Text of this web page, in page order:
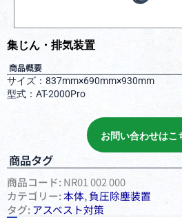
集じん・排気装置
商品概要
サイズ：837mm×690mm×930mm
型式：AT-2000Pro
お問い合わせはこ
商品タグ
商品コード:NR01 002 000
カテゴリー:本体,負圧除塵装置
タグ:アスベスト対策